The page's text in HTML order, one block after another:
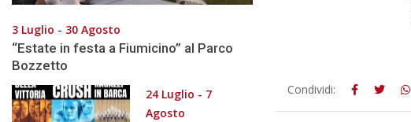
2018-
12-
Condividi:
3 Luglio - 30 Agosto
“Estate in festa a Fiumicino” al Parco
Bozzetto
24 Luglio - 7
Agosto